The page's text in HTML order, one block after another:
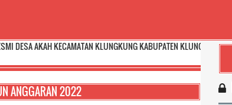
KECAMATAN KLUNGKUNG KABUPATEN KLUNGKUNG PROVINSI BALI
ANGGARAN 2022